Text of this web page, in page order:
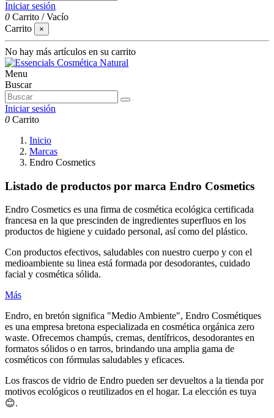
Iniciar sesión
0 Carrito /Vacío
Carrito
×
No hay más artículos en su carrito
Menu
Buscar
Iniciar sesión
0 Carrito
Inicio
Marcas
Endro Cosmetics
Listado de productos por marca Endro Cosmetics
Endro Cosmetics es una firma de cosmética ecológica certificada
francesa en la que prescinden de ingredientes superfluos en los
productos de higiene y cuidado personal, así como del plástico.
Con productos efectivos, saludables con nuestro cuerpo y con el
medioambiente su linea está formada por desodorantes, cuidado
facial y cosmética sólida.
Más
Endro, en bretón significa "Medio Ambiente", Endro Cosmétiques
es una empresa bretona especializada en cosmética orgánica zero
waste. Ofrecemos champús, cremas, dentífricos, desodorantes en
formatos sólidos o en tarros, brindando una amplia gama de
cosméticos con fórmulas saludables y eficaces.
Los frascos de vidrio de Endro pueden ser devueltos a la tienda por
motivos ecológicos o reutilizados en el hogar. La elección es tuya
😊.